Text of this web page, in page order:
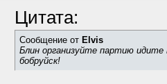
Цитата:
Сообщение от Elvis
Блин организуйте партию
бобруйск!